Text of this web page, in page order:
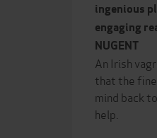
ingenious
engaging
NUGENT
An Irish
that the
mind back
help.